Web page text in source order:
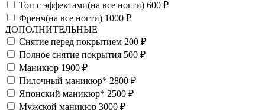
Топ с эффектами(на все ногти) 600 ₽
Френч(на все ногти) 1000 ₽
ДОПОЛНИТЕЛЬНЫЕ
Снятие перед покрытием 200 ₽
Полное снятие покрытия 500 ₽
Маникюр 1900 ₽
Пилочный маникюр* 2800 ₽
Японский маникюр* 2500 ₽
Мужской маникюр 3000 ₽